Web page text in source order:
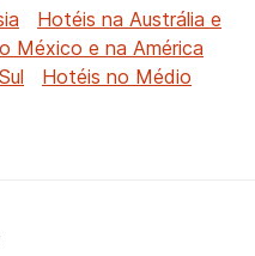
Hotéis na Austrália e
México e na América
Hotéis no Médio